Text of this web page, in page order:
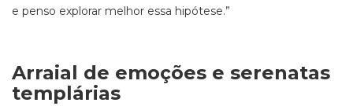
e penso explorar melhor essa hipótese.”
Arraial de emoções e serenatas
templárias